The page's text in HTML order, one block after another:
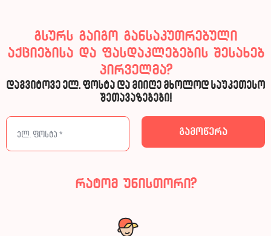
გსურს გაიგო განსაკუთრებული
აქციებისა და ფასდაკლებების შესახებ
პირველმა?
დაგვიტოვე ელ. ფოსტა და მიიღე მხოლოდ საუკეთესო
შეთავაზებები!
რატომ უნისთორი?